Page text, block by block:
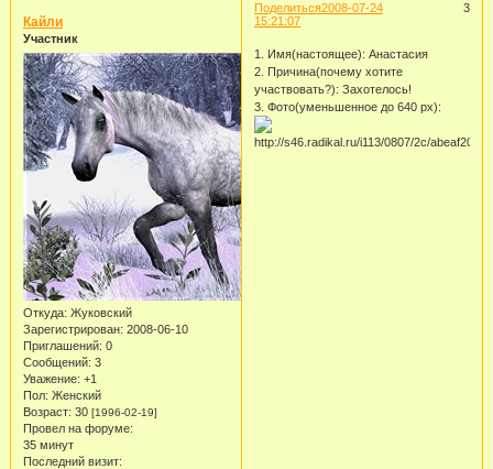
Поделиться 3
2008-07-24
15:21:07
Кайли
Участник
Откуда: Жуковский
Зарегистрирован: 2008-06-10
Приглашений: 0
Сообщений: 3
Уважение: +1
Пол: Женский
Возраст: 30 [1996-02-19]
Провел на форуме:
35 минут
Последний визит:
1. Имя(настоящее): Анастасия
2. Причина(почему хотите
участвовать?): Захотелось!
3. Фото(уменьшенное до 640 рх):